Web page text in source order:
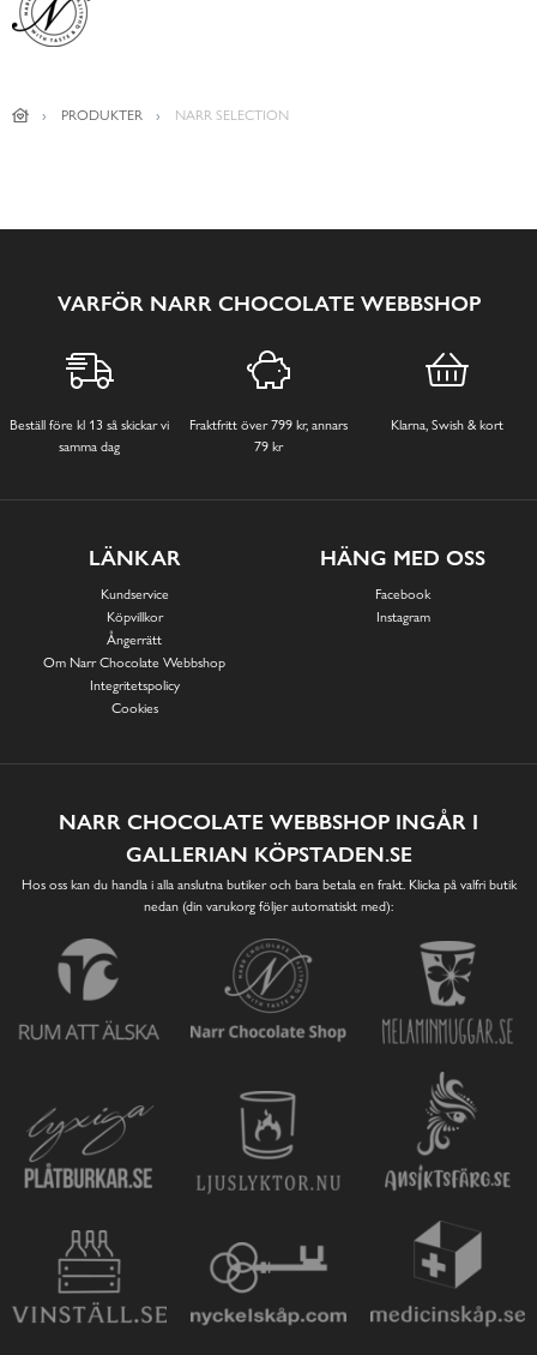
PRODUKTER NARR SELECTION
VARFÖR NARR CHOCOLATE WEBBSHOP
Beställ före kl 13 så skickar vi
samma dag
Fraktfritt över 799 kr, annars
79 kr
Klarna, Swish & kort
LÄNKAR
Kundservice
Köpvillkor
Ångerrätt
Om Narr Chocolate Webbshop
Integritetspolicy
Cookies
HÄNG MED OSS
Facebook
Instagram
NARR CHOCOLATE WEBBSHOP INGÅR I
GALLERIAN KÖPSTADEN.SE
Hos oss kan du handla i alla anslutna butiker och bara betala en frakt. Klicka på valfri butik
nedan (din varukorg följer automatiskt med):